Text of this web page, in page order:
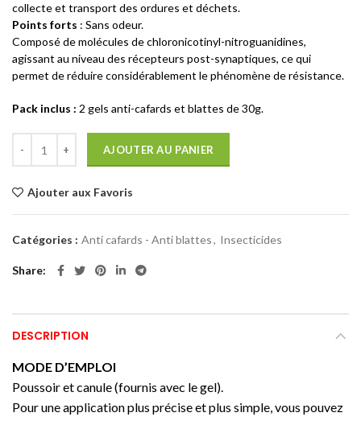
collecte et transport des ordures et déchets.
Points forts : Sans odeur.
Composé de molécules de chloronicotinyl-nitroguanidines,
agissant au niveau des récepteurs post-synaptiques, ce qui
permet de réduire considérablement le phénomène de résistance.
Pack inclus : 2 gels anti-cafards et blattes de 30g.
AJOUTER AU PANIER
Ajouter aux Favoris
Catégories : Anti cafards - Anti blattes, Insecticides
Share
DESCRIPTION
MODE D’EMPLOI
Poussoir et canule (fournis avec le gel).
Pour une application plus précise et plus simple, vous pouvez